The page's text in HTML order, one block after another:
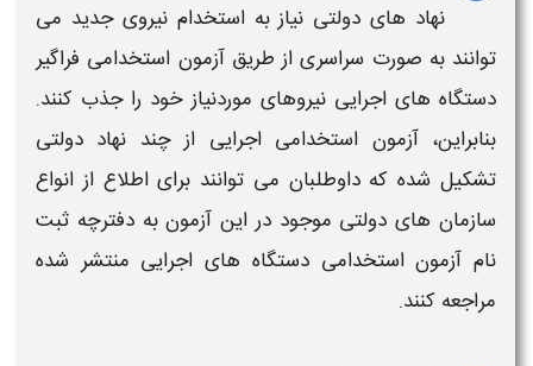
نهاد های دولتی نیاز بهاستخدامنیروی جدید می
توانند به صورت سراسری از طریق آزمون استخدامی فراگیر
دستگاه های اجرایی نیروهای موردنیاز خود را جذب کنند.
بنابراین،آزمون استخدامی اجرایی از چند نهاد دولتی
تشکیل شده که داوطلبان می توانند برای اطلاع از انواع
سازمان های دولتی موجود در این آزمونبه دفترچه ثبت
نام آزمون استخدامی دستگاه های اجرایی منتشر شده
مراجعه کنند.